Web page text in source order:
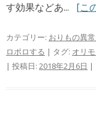
す効果などあ... [こ
カテゴリー: おりもの異
ロポロする | タグ: オリ
| 投稿日: 2018年2月6日 |